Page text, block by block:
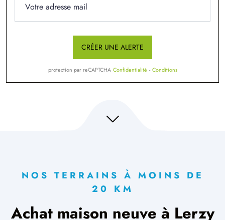
CRÉER UNE ALERTE
protection par reCAPTCHA Confidentialité - Conditions
NOS TERRAINS À MOINS DE
20 KM
Achat maison neuve à Lerzy